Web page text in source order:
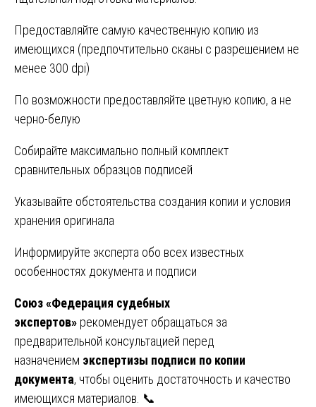
Предоставляйте самую качественную копию из
имеющихся (предпочтительно сканы с разрешением не
менее 300 dpi)
По возможности предоставляйте цветную копию, а не
черно-белую
Собирайте максимально полный комплект
сравнительных образцов подписей
Указывайте обстоятельства создания копии и условия
хранения оригинала
Информируйте эксперта обо всех известных
особенностях документа и подписи
Союз «Федерация судебных
экспертов» рекомендует обращаться за
предварительной консультацией перед
назначением экспертизы подписи по копии
документа, чтобы оценить достаточность и качество
имеющихся материалов. 📞